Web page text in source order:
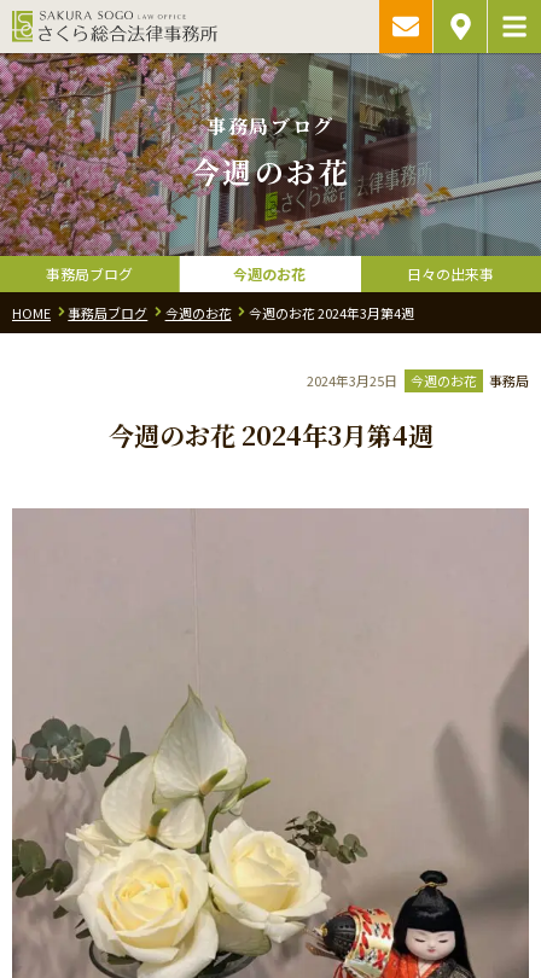
事務局ブログ
今週のお花
事務局ブログ 今週のお花 日々の出来事
HOME 事務局ブログ 今週のお花 今週のお花 2024年3月第4週
2024年3月25日 今週のお花 事務局
今週のお花 2024年3月第4週